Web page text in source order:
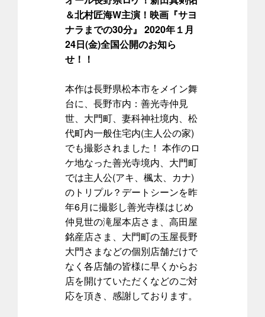
＆北村匠海W主演！映画『サヨ
ナラまでの30分』 2020年１月
24日(金)全国公開のお知ら
せ！！
本作は長野県松本市をメイン舞
台に、長野市内：善光寺仲見
世、大門町、妻科神社境内、松
代町内一般住宅内(主人公の家)
でも撮影されました！ 本作のロ
ケ地なった善光寺境内、大門町
では主人公(アキ、楓太、カナ)
のトリプル？デートシーンを昨
年6月に撮影し善光寺様はじめ
仲見世の滝屋本店さま、高田屋
銘産店さま、大門町の玉屋長野
大門さまなどの個別店舗だけで
なく各店舗の皆様に早くからお
店を開けていただくなどのご対
応を頂き、感謝しております。